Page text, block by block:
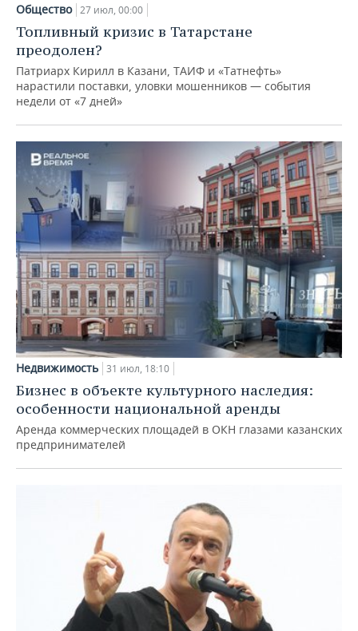
Общество 27 июл, 00:00
Топливный кризис в Татарстане
преодолен?
Патриарх Кирилл в Казани, ТАИФ и «Татнефть»
нарастили поставки, уловки мошенников — события
недели от «7 дней»
Недвижимость 31 июл, 18:10
Бизнес в объекте культурного наследия:
особенности национальной аренды
Аренда коммерческих площадей в ОКН глазами казанских
предпринимателей